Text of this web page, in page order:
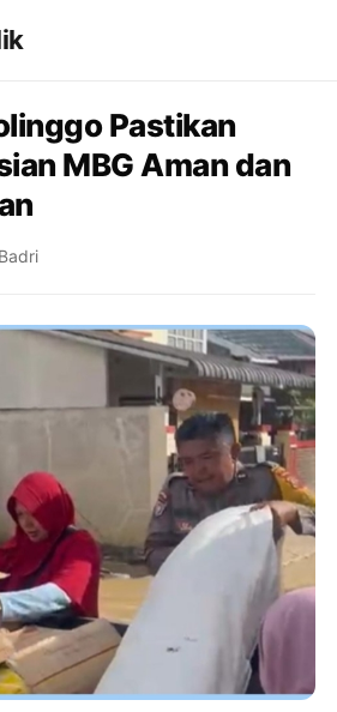
Pastikan
MBG Aman dan